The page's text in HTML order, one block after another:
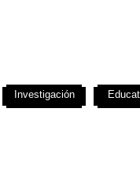
Investigación